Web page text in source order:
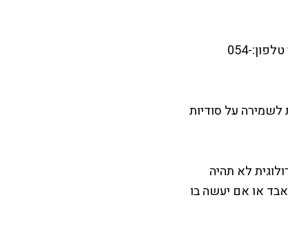
צד שלישי אשר עוזר בתפעול ובשמירת המידע הינו איתמר עצמוני, אשר פרטיו כדלהלן: מספר טלפון:054-
לשמירה על סודיות
לא תהיה
או אם יעשה בו